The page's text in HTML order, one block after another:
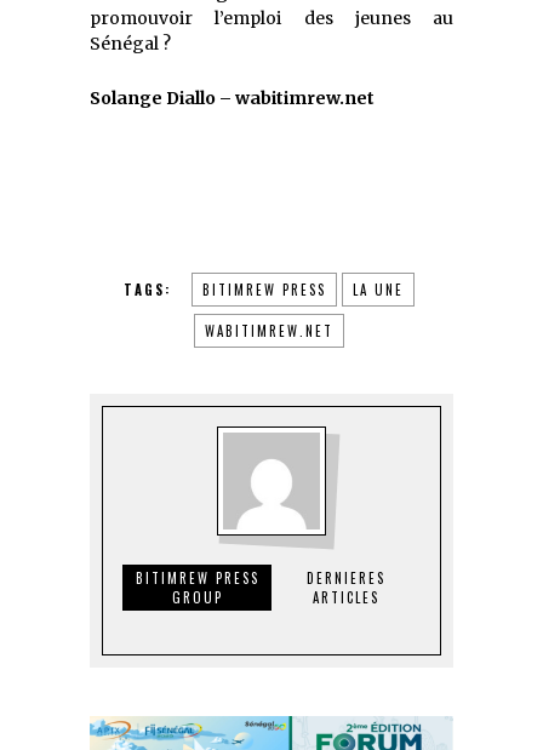
promouvoir l’emploi des jeunes au
Sénégal ?
Solange Diallo – wabitimrew.net
TAGS: BITIMREW PRESS LA UNE
WABITIMREW.NET
BITIMREW PRESS
GROUP
DERNIERES
ARTICLES